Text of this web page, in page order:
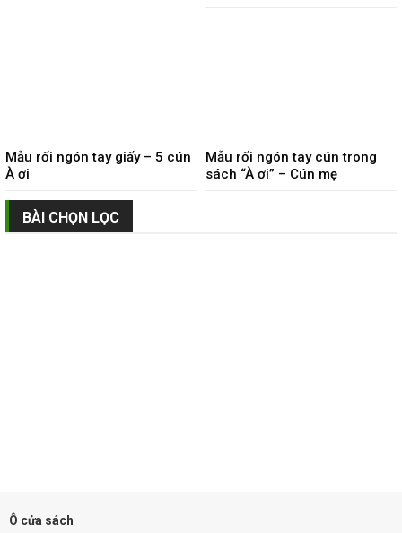
Mẫu rối ngón tay giấy – 5 cún
À ơi
Mẫu rối ngón tay cún trong
sách “À ơi” – Cún mẹ
BÀI CHỌN LỌC
Ô cửa sách